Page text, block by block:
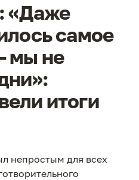
«Даже
самое
мы не
итоги
непростым для всех